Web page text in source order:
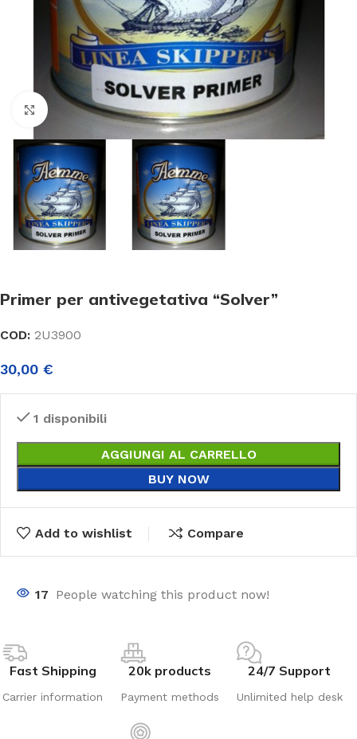
Click to enlarge
Primer per antivegetativa “Solver”
COD: 2U3900
30,00 €
1 disponibili
AGGIUNGI AL CARRELLO
BUY NOW
Add to wishlist Compare
17 People watching this product now!
Fast Shipping
Carrier information
20k products
Payment methods
24/7 Support
Unlimited help desk